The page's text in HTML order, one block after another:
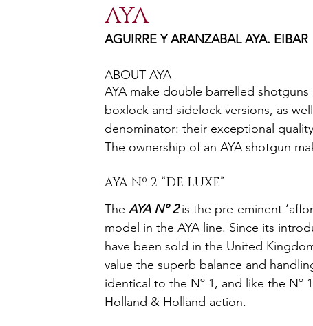
AYA
AGUIRRE Y ARANZABAL AYA. EIBAR
ABOUT AYA
AYA make double barrelled
boxlock and sidelock versions, as
denominator: their exceptional
The ownership of an AYA shotgun
AYA Nº 2 “DE LUXE”
The AYA Nº 2 is the pre-eminent
model in the AYA line. Since its
have been sold in the United
value the superb balance and
identical to the Nº 1, and like the Nº
Holland & Holland action.